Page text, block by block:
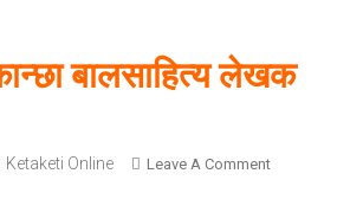
बालसाहित्य लेखक
Ketaketi Online Leave A Comment